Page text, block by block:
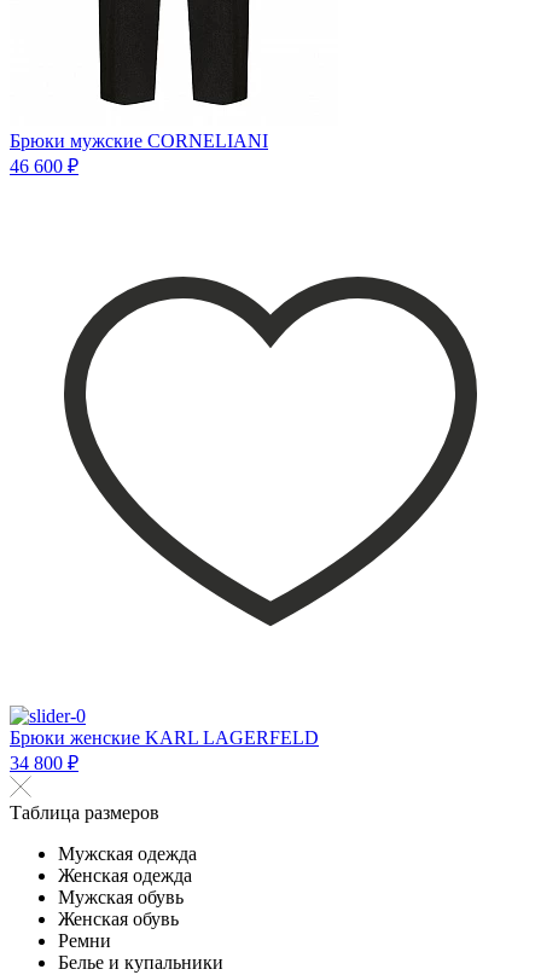
Брюки мужские CORNELIANI
46 600 ₽
Брюки женские KARL LAGERFELD
34 800 ₽
Таблица размеров
Мужская одежда
Женская одежда
Мужская обувь
Женская обувь
Ремни
Белье и купальники